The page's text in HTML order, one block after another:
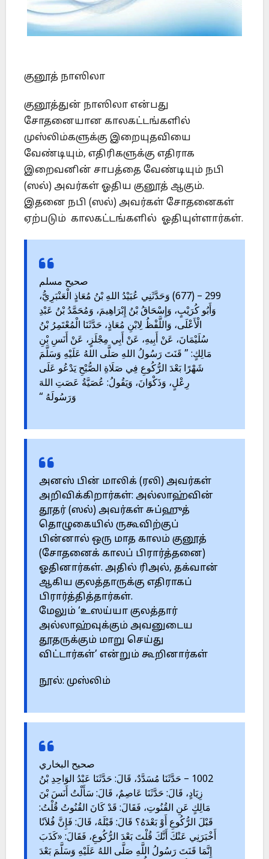
குனூத் நாஸிலா
குனூத்துன் நாஸிலா என்பது
சோதனையான காலகட்டங்களில்
முஸ்லிம்களுக்கு இறையுதவியை
வேண்டியும், எதிரிகளுக்கு எதிராக
இறைவனின் சாபத்தை வேண்டியும் நபி
(ஸல்) அவர்கள் ஓதிய குனூத் ஆகும்.
இதனை நபி (ஸல்) அவர்கள் சோதனைகள்
ஏற்படும் காலகட்டங்களில் ஓதியுள்ளார்கள்.
صحيح مسلم
299 – (677) وَحَدَّثَنِي عُبَيْدُ اللهِ بْنُ مُعَاذٍ الْعَنْبَرِيُّ،
وَأَبُو كُرَيْبٍ، وَإِسْحَاقُ بْنُ إِبْرَاهِيمَ، وَمُحَمَّدُ بْنُ عَبْدِ
الْأَعْلَى، وَاللَّفْظُ لِابْنِ مُعَاذٍ، حَدَّثَنَا الْمُعْتَمِرُ بْنُ
سُلَيْمَانَ، عَنْ أَبِيهِ، عَنْ أَبِي مِجْلَزٍ، عَنْ أَنَسِ بْنِ
مَالِكٍ: ” قَنَتَ رَسُولُ اللهِ صَلَّى اللهُ عَلَيْهِ وَسَلَّمَ
شَهْرًا بَعْدَ الرُّكُوعِ فِي صَلَاةِ الصُّبْحِ يَدْعُو عَلَى
رِعْلٍ، وَذَكْوَانَ، وَيَقُولُ: عُصَيَّةُ عَصَتِ اللهَ
وَرَسُولَهُ “
அனஸ் பின் மாலிக் (ரலி) அவர்கள்
அறிவிக்கிறார்கள்: அல்லாஹ்வின்
தூதர் (ஸல்) அவர்கள் சுப்ஹுத்
தொழுகையில் ருகூவிற்குப்
பின்னால் ஒரு மாத காலம் குனூத்
(சோதனைக் காலப் பிரார்த்தனை)
ஓதினார்கள். அதில் ரிஅல், தக்வான்
ஆகிய குலத்தாருக்கு எதிராகப்
பிரார்த்தித்தார்கள்.
மேலும் ‘உஸய்யா குலத்தார்
அல்லாஹ்வுக்கும் அவனுடைய
தூதருக்கும் மாறு செய்து
விட்டார்கள்’ என்றும் கூறினார்கள்
நூல்: முஸ்லிம்
صحيح البخاري
1002 – حَدَّثَنَا مُسَدَّدٌ، قَالَ: حَدَّثَنَا عَبْدُ الوَاحِدِ بْنُ
زِيَادٍ، قَالَ: حَدَّثَنَا عَاصِمٌ، قَالَ: سَأَلْتُ أَنَسَ بْنَ
مَالِكٍ عَنِ القُنُوتِ، فَقَالَ: قَدْ كَانَ القُنُوتُ قُلْتُ:
قَبْلَ الرُّكُوعِ أَوْ بَعْدَهُ؟ قَالَ: قَبْلَهُ، قَالَ: فَإِنَّ فُلاَنًا
أَخْبَرَنِي عَنْكَ أَنَّكَ قُلْتَ بَعْدَ الرُّكُوعِ، فَقَالَ: «كَذَبَ
إِنَّمَا قَنَتَ رَسُولُ اللَّهِ صَلَّى اللهُ عَلَيْهِ وَسَلَّمَ بَعْدَ